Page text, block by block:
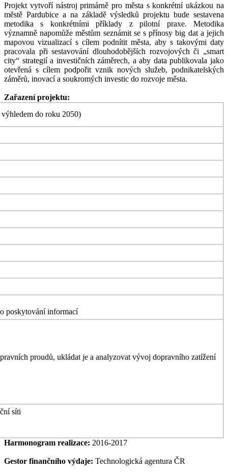
Projekt vytvoří nástroj primárně pro města s konkrétní ukázkou na
městě Pardubice a na základě výsledků projektu bude sestavena
metodika s konkrétními příklady z pilotní praxe. Metodika
významně napomůže městům seznámit se s přínosy big dat a jejich
mapovou vizualizací s cílem podnítit města, aby s takovými daty
pracovala při sestavování dlouhodobějších rozvojových či „smart
city“ strategií a investičních záměrech, a aby data publikovala jako
otevřená s cílem podpořit vznik nových služeb, podnikatelských
záměrů, inovací a soukromých investic do rozvoje města.
Zařazení projektu:
do roku 2050)
poskytování informací
proudů, ukládat je a analyzovat vývoj dopravního zatížení
síti
Harmonogram realizace: 2016-2017
Gestor finančního výdaje: Technologická agentura ČR